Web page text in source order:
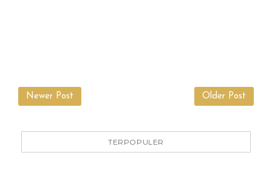
Newer Post Older Post
TERPOPULER